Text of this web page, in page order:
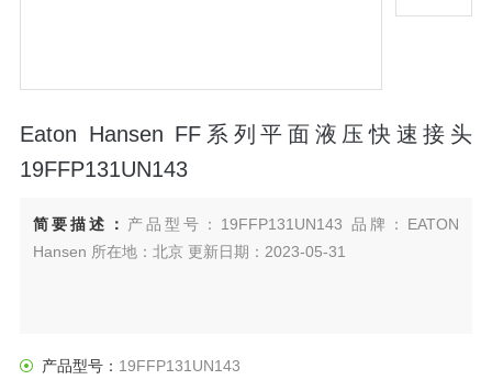
Eaton Hansen FF系列平面液压快速接头
19FFP131UN143
简要描述： 产品型号：19FFP131UN143 品牌：EATON
Hansen 所在地：北京 更新日期：2023-05-31
产品型号： 19FFP131UN143